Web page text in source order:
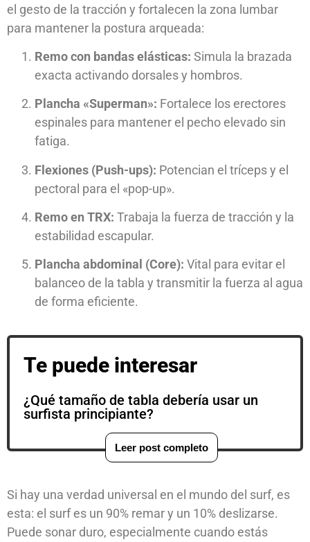
el gesto de la tracción y fortalecen la zona lumbar
para mantener la postura arqueada:
Remo con bandas elásticas: Simula la brazada
exacta activando dorsales y hombros.
Plancha «Superman»: Fortalece los erectores
espinales para mantener el pecho elevado sin
fatiga.
Flexiones (Push-ups): Potencian el tríceps y el
pectoral para el «pop-up».
Remo en TRX: Trabaja la fuerza de tracción y la
estabilidad escapular.
Plancha abdominal (Core): Vital para evitar el
balanceo de la tabla y transmitir la fuerza al agua
de forma eficiente.
Te puede interesar
¿Qué tamaño de tabla debería usar un
surfista principiante?
Leer post completo
Si hay una verdad universal en el mundo del surf, es
esta: el surf es un 90% remar y un 10% deslizarse.
Puede sonar duro, especialmente cuando estás